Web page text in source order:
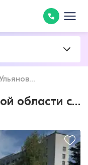
область
Санатории в Ульяновской области с лечением